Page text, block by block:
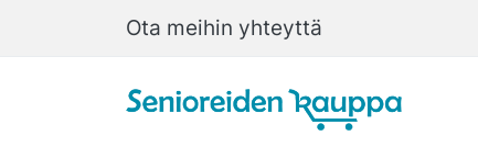
Ota meihin yhteyttä